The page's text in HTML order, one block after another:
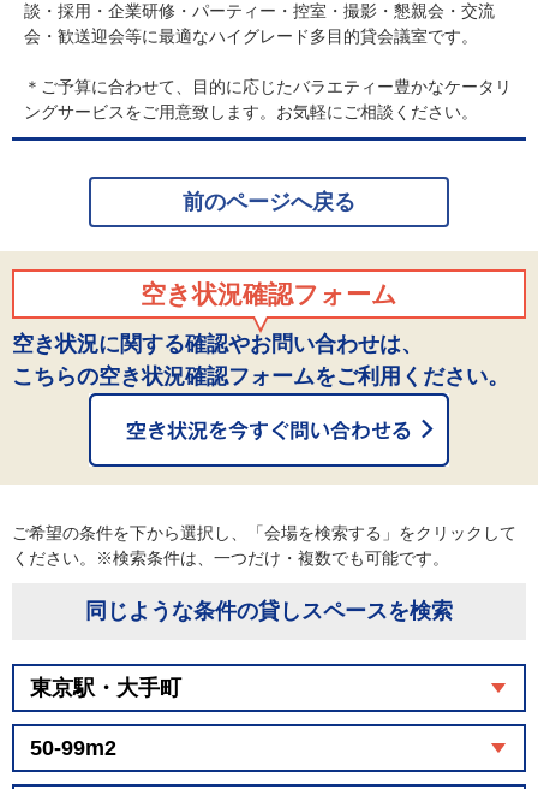
談・採用・企業研修・パーティー・控室・撮影・懇親会・交流
会・歓送迎会等に最適なハイグレード多目的貸会議室です。
＊ご予算に合わせて、目的に応じたバラエティー豊かなケータリ
ングサービスをご用意致します。お気軽にご相談ください。
前のページへ戻る
空き状況確認フォーム
空き状況に関する確認やお問い合わせは、
こちらの空き状況確認フォームをご利用ください。
ご希望の条件を下から選択し、「会場を検索する」をクリックして
ください。※検索条件は、一つだけ・複数でも可能です。
同じような条件の貸しスペースを検索